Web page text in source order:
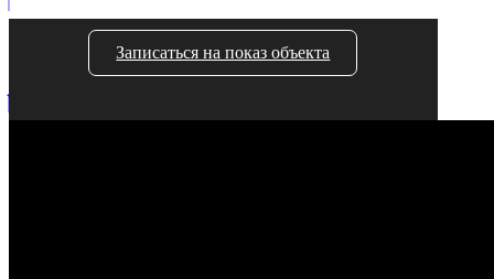
Записаться на показ объекта